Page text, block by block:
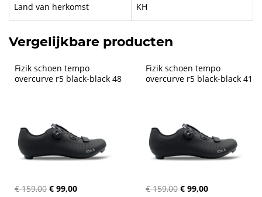
Land van herkomst KH
Vergelijkbare producten
Fizik schoen tempo
overcurve r5 black-black 48
€ 159,00 € 99,00
Fizik schoen tempo
overcurve r5 black-black 41
€ 159,00 € 99,00